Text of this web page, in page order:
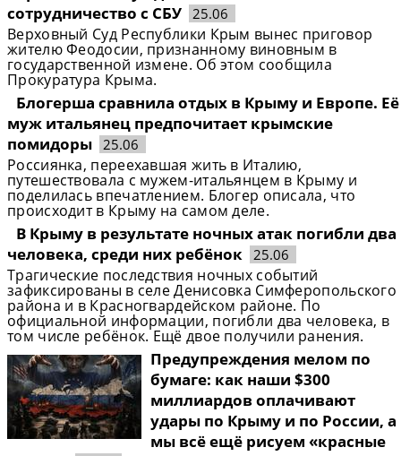
сотрудничество с СБУ 25.06
Верховный Суд Республики Крым вынес приговор
жителю Феодосии, признанному виновным в
государственной измене. Об этом сообщила
Прокуратура Крыма.
Блогерша сравнила отдых в Крыму и Европе. Её
муж итальянец предпочитает крымские
помидоры 25.06
Россиянка, переехавшая жить в Италию,
путешествовала с мужем-итальянцем в Крыму и
поделилась впечатлением. Блогер описала, что
происходит в Крыму на самом деле.
В Крыму в результате ночных атак погибли два
человека, среди них ребёнок 25.06
Трагические последствия ночных событий
зафиксированы в селе Денисовка Симферопольского
района и в Красногвардейском районе. По
официальной информации, погибли два человека, в
том числе ребёнок. Ещё двое получили ранения.
Предупреждения мелом по
бумаге: как наши $300
миллиардов оплачивают
удары по Крыму и по России, а
мы всё ещё рисуем «красные